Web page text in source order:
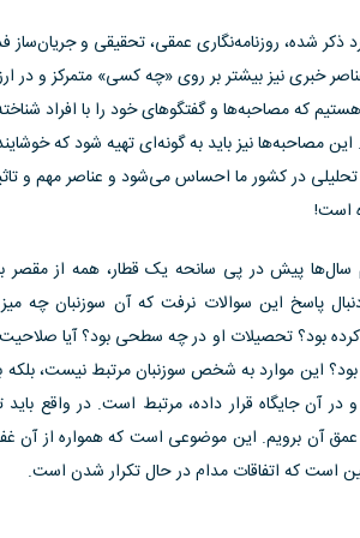
ذکر شده، روزنامه‌نگاری عمقی، تحقیقی و جریان‌ساز
خبری نیز بیشتر بر روی «چه کسی» متمرکز و در
که مصاحبه‌ها و گفتگوهای خود را با افراد
این مصاحبه‌ها نیز باید به گونه‌ای تهیه شود که
است!
سال‌ها پیش در پی سانحه یک قطار، همه از
پاسخ این سوالات نرفت که آن سوزنبان چه
بود؟ تحصیلات او در چه سطحی بود؟ آیا صلاحیت
این موارد به شخص سوزنبان مرتبط نیست، بلکه
در آن جایگاه قرار داده، مرتبط است. در واقع
آن برویم. این موضوعی است که همواره از
است که اتفاقات مدام در حال تکرار شدن است.